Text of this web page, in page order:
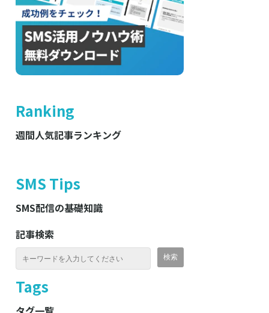
Ranking
週間人気記事ランキング
SMS Tips
SMS配信の基礎知識
記事検索
Tags